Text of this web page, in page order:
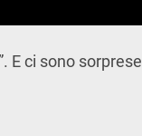
E ci sono sorprese